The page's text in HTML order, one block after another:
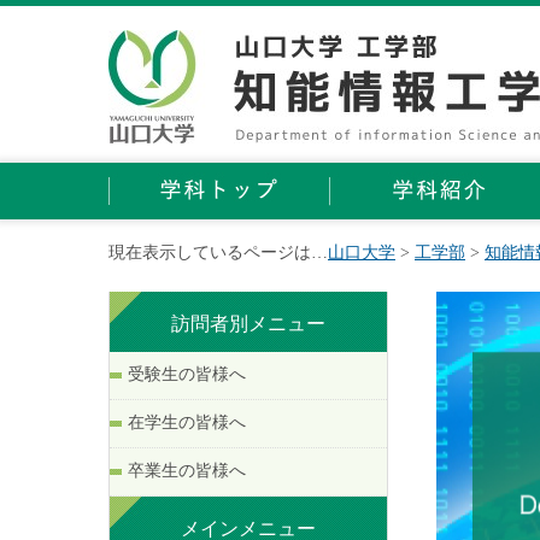
現在表示しているページは…山口大学 > 工学部 > 知能情
訪問者別メニュー
受験生の皆様へ
在学生の皆様へ
卒業生の皆様へ
メインメニュー